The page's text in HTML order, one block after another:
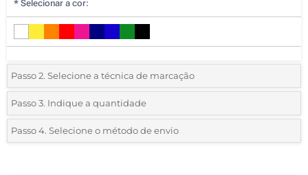
* Selecionar a cor:
Passo 2. Selecione a técnica de marcação
*Selecione o tipo de marcação e as cores do logotipo:
1 Cor (Num lado)
Passo 3. Indique a quantidade
*Quantidade mínima:175
Passo 4. Selecione o método de envio